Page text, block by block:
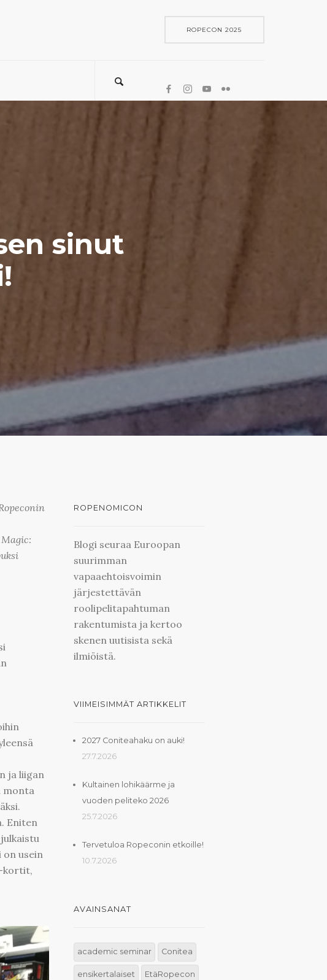
ROPECON 2025
sinut
ja liigan
monta
Eniten
usein
kortit,
ROPENOMICON
Blogi seuraa Euroopan
suurimman
vapaaehtoisvoimin
järjestettävän
roolipelitapahtuman
rakentumista ja kertoo
skenen uutisista sekä
ilmiöistä.
VIIMEISIMMÄT ARTIKKELIT
2027 Coniteahaku on auki!
27.7.2026
Kultainen lohikäärme ja
vuoden peliteko 2026
25.7.2026
Tervetuloa Ropeconin etkoille!
10.7.2026
AVAINSANAT
academic seminar Conitea
ensikertalaiset EtäRopecon